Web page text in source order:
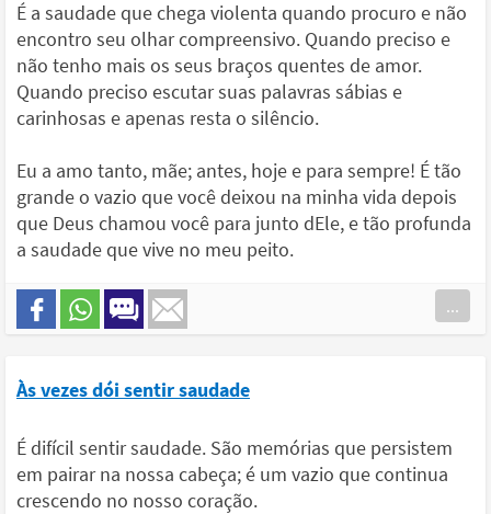
É a saudade que chega violenta quando procuro e não
encontro seu olhar compreensivo. Quando preciso e
não tenho mais os seus braços quentes de amor.
Quando preciso escutar suas palavras sábias e
carinhosas e apenas resta o silêncio.
Eu a amo tanto, mãe; antes, hoje e para sempre! É tão
grande o vazio que você deixou na minha vida depois
que Deus chamou você para junto dEle, e tão profunda
a saudade que vive no meu peito.
...
Às vezes dói sentir saudade
É difícil sentir saudade. São memórias que persistem
em pairar na nossa cabeça; é um vazio que continua
crescendo no nosso coração.